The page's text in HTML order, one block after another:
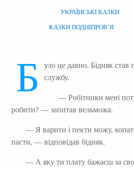
УКРАЇНСЬКІ КАЗКИ
КАЗКИ ПОДНІПРОВ’Я
Б
уло це давно. Бідняк став
службу.
— Робітники мені
робити? — запитав вельможа.
— Я варити і пекти можу,
пасти, — відповідав бідняк.
— А яку ти плату бажаєш за